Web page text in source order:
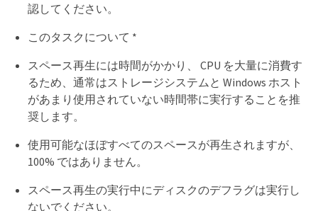
認してください。
このタスクについて *
スペース再生には時間がかかり、 CPU を大量に消費す
るため、通常はストレージシステムと Windows ホスト
があまり使用されていない時間帯に実行することを推
奨します。
使用可能なほぼすべてのスペースが再生されますが、
100% ではありません。
スペース再生の実行中にディスクのデフラグは実行し
ないでください。